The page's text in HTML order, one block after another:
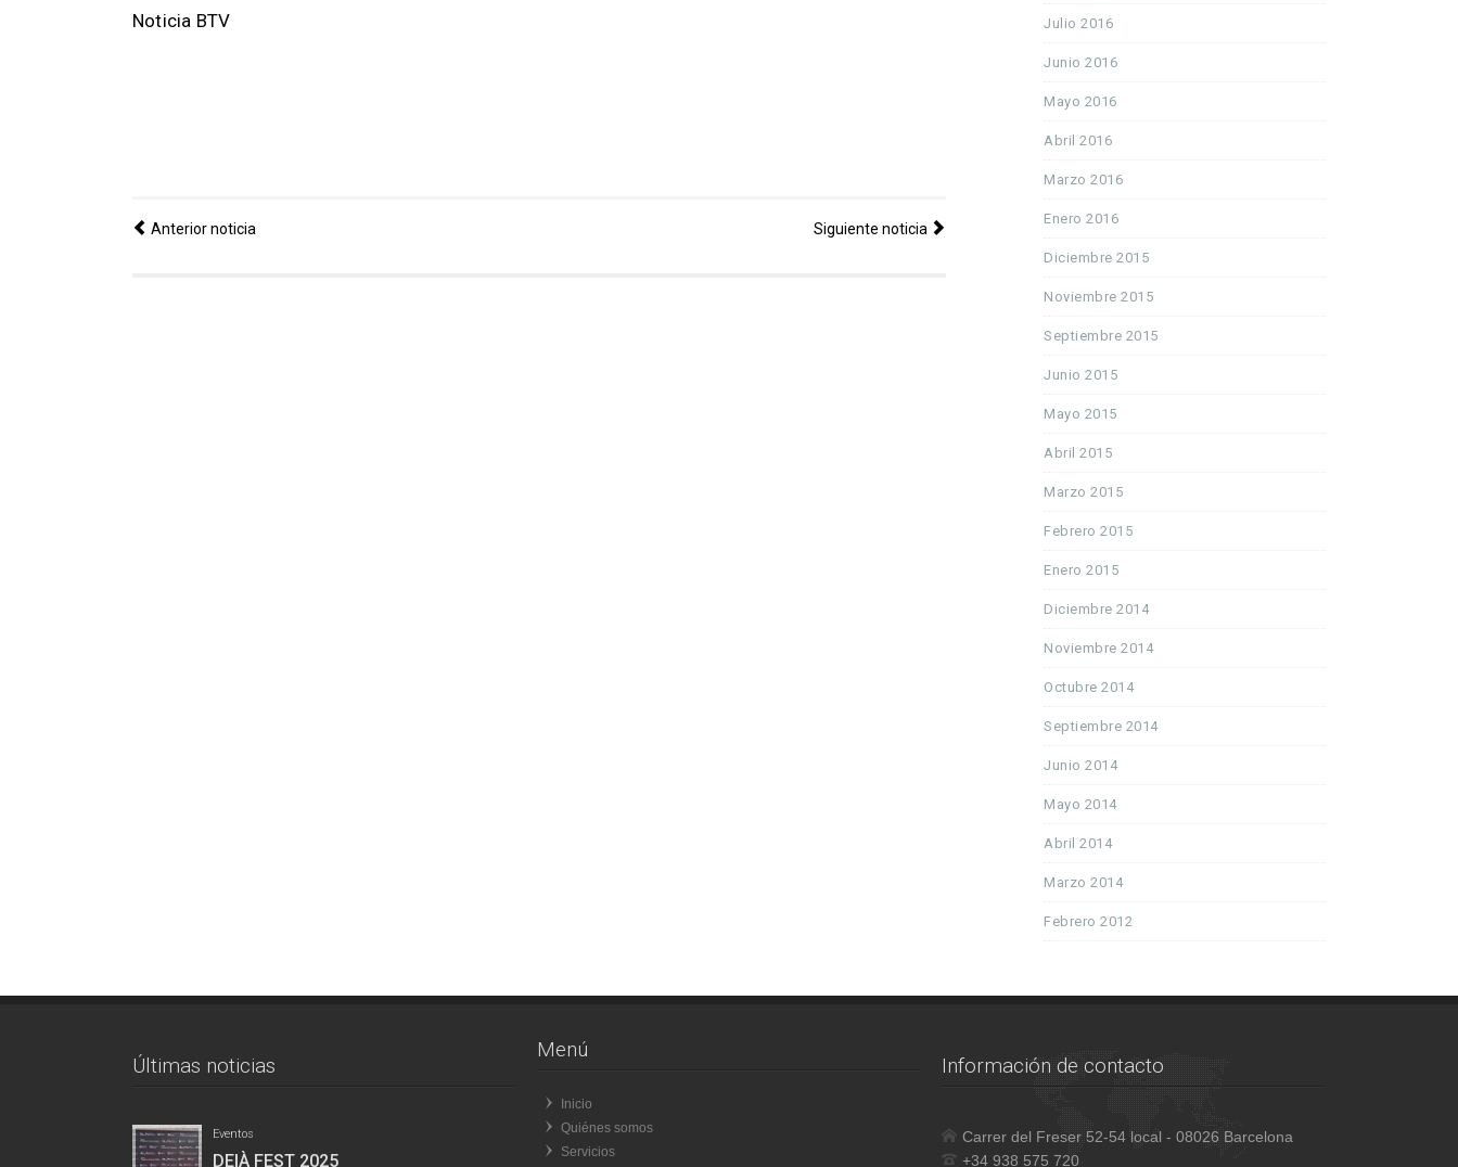
Noticia BTV
Anterior noticia Siguiente noticia
Julio 2016
Junio 2016
Mayo 2016
Abril 2016
Marzo 2016
Enero 2016
Diciembre 2015
Noviembre 2015
Septiembre 2015
Junio 2015
Mayo 2015
Abril 2015
Marzo 2015
Febrero 2015
Enero 2015
Diciembre 2014
Noviembre 2014
Octubre 2014
Septiembre 2014
Junio 2014
Mayo 2014
Abril 2014
Marzo 2014
Febrero 2012
Últimas noticias
Eventos
DEIÀ FEST 2025
Menú
Inicio
Quiénes somos
Servicios
Información de contacto
Carrer del Freser 52-54 local - 08026 Barcelona
+34 938 575 720